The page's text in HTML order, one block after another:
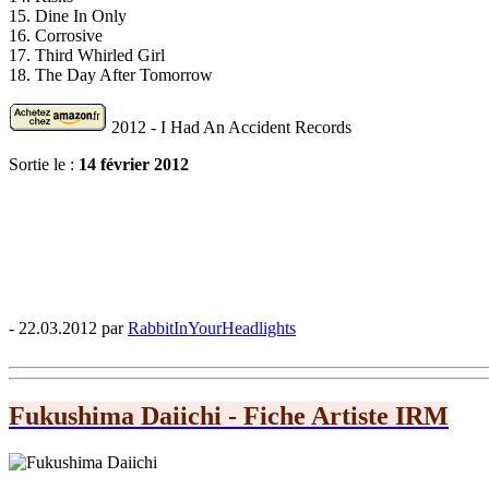
15. Dine In Only
16. Corrosive
17. Third Whirled Girl
18. The Day After Tomorrow
2012 - I Had An Accident Records
Sortie le : 14 février 2012
- 22.03.2012 parRabbitInYourHeadlights
Fukushima Daiichi - Fiche Artiste IRM